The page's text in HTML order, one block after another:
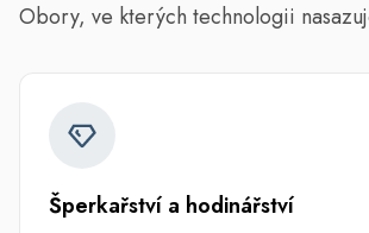
Obory, ve kterých technologii
Šperkařství a hodinářství